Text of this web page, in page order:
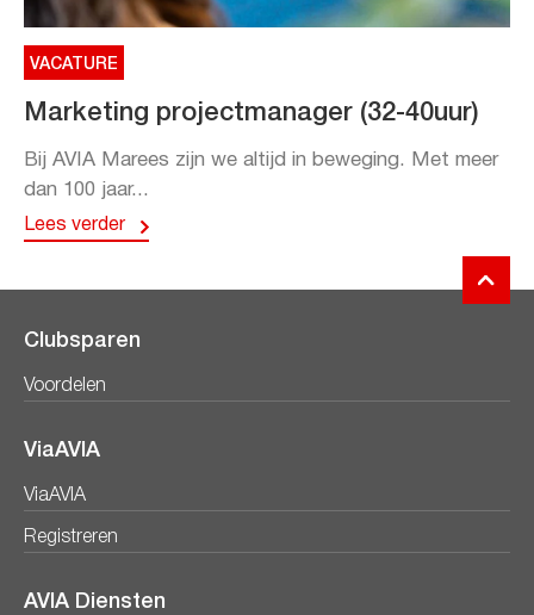
VACATURE
Marketing projectmanager (32-40uur)
Bij AVIA Marees zijn we altijd in beweging. Met meer
dan 100 jaar...
Lees verder
Clubsparen
Voordelen
ViaAVIA
ViaAVIA
Registreren
AVIA Diensten